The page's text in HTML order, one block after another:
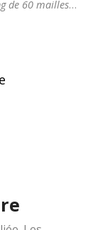
de 60 mailles…